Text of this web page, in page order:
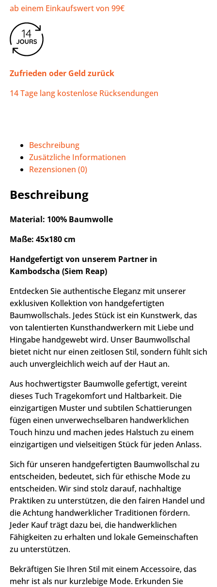
ab einem Einkaufswert von 99€
Zufrieden oder Geld zurück
14 Tage lang kostenlose Rücksendungen
Beschreibung
Zusätzliche Informationen
Rezensionen (0)
Beschreibung
Material: 100% Baumwolle
Maße: 45x180 cm
Handgefertigt von unserem Partner in
Kambodscha (Siem Reap)
Entdecken Sie authentische Eleganz mit unserer
exklusiven Kollektion von handgefertigten
Baumwollschals. Jedes Stück ist ein Kunstwerk, das
von talentierten Kunsthandwerkern mit Liebe und
Hingabe handgewebt wird. Unser Baumwollschal
bietet nicht nur einen zeitlosen Stil, sondern fühlt sich
auch unvergleichlich weich auf der Haut an.
Aus hochwertigster Baumwolle gefertigt, vereint
dieses Tuch Tragekomfort und Haltbarkeit. Die
einzigartigen Muster und subtilen Schattierungen
fügen einen unverwechselbaren handwerklichen
Touch hinzu und machen jedes Halstuch zu einem
einzigartigen und vielseitigen Stück für jeden Anlass.
Sich für unseren handgefertigten Baumwollschal zu
entscheiden, bedeutet, sich für ethische Mode zu
entscheiden. Wir sind stolz darauf, nachhaltige
Praktiken zu unterstützen, die den fairen Handel und
die Achtung handwerklicher Traditionen fördern.
Jeder Kauf trägt dazu bei, die handwerklichen
Fähigkeiten zu erhalten und lokale Gemeinschaften
zu unterstützen.
Bekräftigen Sie Ihren Stil mit einem Accessoire, das
mehr ist als nur kurzlebige Mode. Erkunden Sie